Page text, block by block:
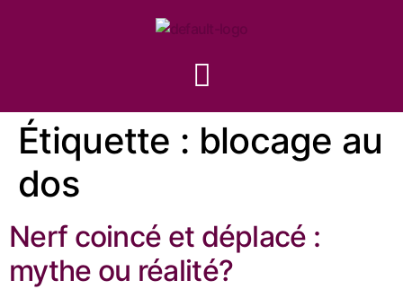
Étiquette : blocage au
dos
Nerf coincé et déplacé :
mythe ou réalité?